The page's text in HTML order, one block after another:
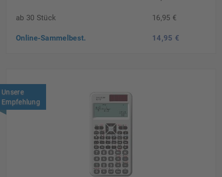
ab 30 Stück 16,95 €
Online-Sammelbest. 14,95 €
Unsere
Empfehlung